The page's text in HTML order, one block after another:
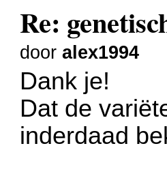
Re:
dooralex1994
Dank je!
Dat de
inderdaad